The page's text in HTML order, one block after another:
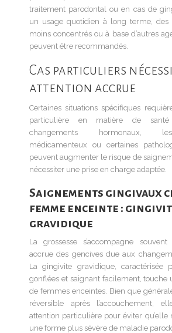
traitement parodontal ou en cas de
un usage quotidien à long terme, des
moins concentrés ou à base d’autres
peuvent être recommandés.
Cas particuliers
attention accrue
Certaines situations spécifiques
particulière en matière de santé
changements hormonaux,
médicamenteux ou certaines
peuvent augmenter le risque de
nécessiter une prise en charge adaptée.
Saignements gingivaux
femme enceinte :
gravidique
La grossesse s’accompagne souvent
accrue des gencives due aux
La gingivite gravidique, caractérisée
gonflées et saignant facilement, touche
de femmes enceintes. Bien que
réversible après l’accouchement,
attention particulière pour éviter qu’elle
une forme plus sévère de maladie